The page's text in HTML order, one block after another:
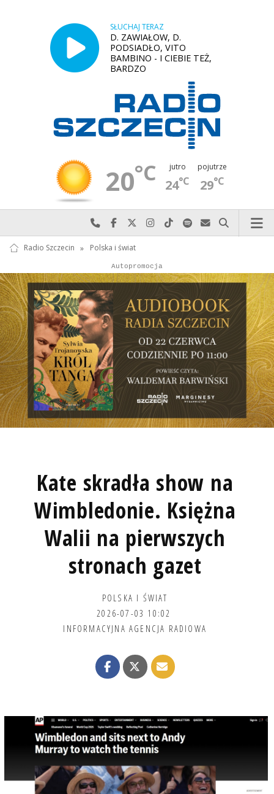
SŁUCHAJ TERAZ
D. ZAWIAŁOW, D.
PODSIADŁO, VITO
BAMBINO - I CIEBIE TEŻ,
BARDZO
20°C jutro
24°C
pojutrze
29°C
Najlepiej po prostu do nas zadzwoń
Odwiedź nas na Facebook-u
Odwiedź nas na X
Odwiedź nas na Instagram-ie
Odwiedź nas na TikTok-u
Szukaj nas na Spotify
Wyślij do nas
Szukaj
Radio Szczecin » Polska i świat
Reklama
Autopromocja
Autopromocja
Kate skradła show na
Wimbledonie. Księżna
Walii na pierwszych
stronach gazet
POLSKA I ŚWIAT
2026-07-03 10:02
INFORMACYJNA AGENCJA RADIOWA